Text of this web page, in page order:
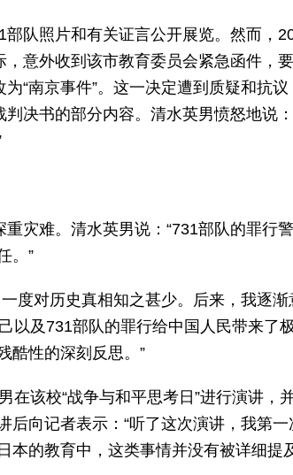
队照片和有关证言公开展览。然而，
意外收到该市教育委员会紧急函件，
“南京事件”。这一决定遭到质疑和抗
决书的部分内容。清水英男愤怒地说
灾难。清水英男说：“731部队的罪行
。”
度对历史真相知之甚少。后来，我逐
以及731部队的罪行给中国人民带来了
性的深刻反思。”
该校“战争与和平思考日”进行演讲，
向记者表示：“听了这次演讲，我第
本的教育中，这类事情并没有被详细提